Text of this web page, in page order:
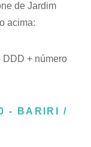
de Jardim
acima:
DDD + número
- BARIRI /